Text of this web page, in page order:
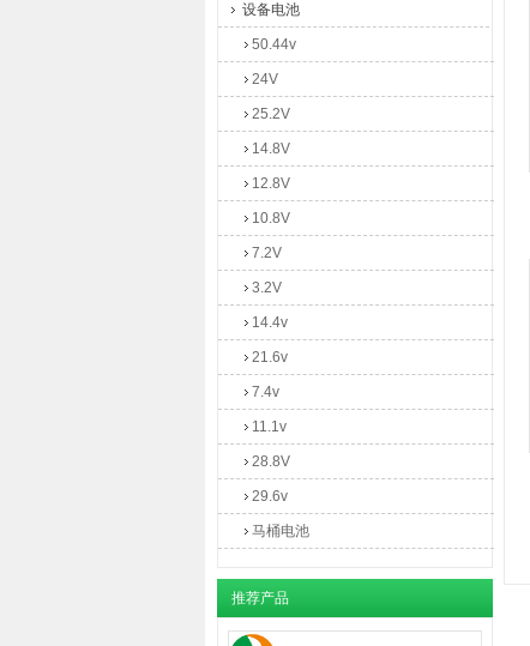
设备电池
50.44v
24V
25.2V
14.8V
12.8V
10.8V
7.2V
3.2V
14.4v
21.6v
7.4v
11.1v
28.8V
29.6v
马桶电池
推荐产品